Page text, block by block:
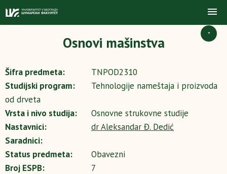
+
Osnovi mašinstva
Šifra predmeta:
TNPOD2310
Studijski program:
Tehnologije nameštaja i proizvoda
od drveta
Vrsta i nivo studija:
Osnovne strukovne studije
Nastavnici:
dr Aleksandar Đ. Dedić
Saradnici:
Status predmeta:
Obavezni
Broj ESPB:
7